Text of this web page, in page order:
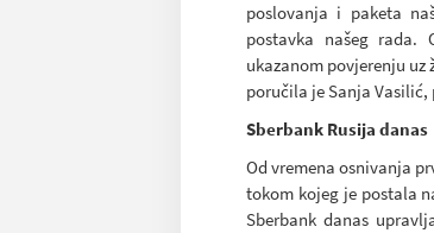
poslovanja i paketa
postavka našeg rada.
ukazanom povjerenju
poručila je Sanja
Sberbank Rusija danas
Od vremena osnivanja
tokom kojeg je postala
Sberbank danas